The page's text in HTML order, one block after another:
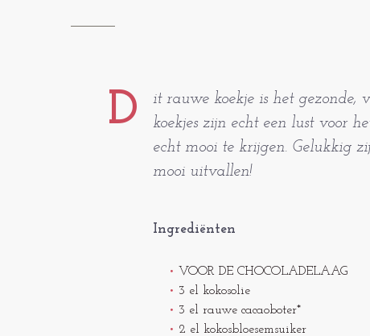
D
it rauwe koekje is het gezonde,
koekjes zijn echt een lust voor
echt mooi te krijgen. Gelukkig
mooi uitvallen!
Ingrediënten
VOOR DE CHOCOLADELAAG
3 el kokosolie
3 el rauwe cacaoboter*
2 el kokosbloesemsuiker